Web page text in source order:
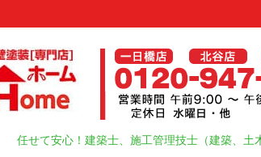
任せて安心！建築士、施工管理技士（建築、土